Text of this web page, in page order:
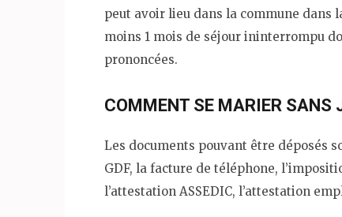
peut avoir lieu dans la commune dans
moins 1 mois de séjour ininterrompu
prononcées.
COMMENT SE MARIER SANS
Les documents pouvant être déposés
GDF, la facture de téléphone,
l’attestation ASSEDIC, l’attestation